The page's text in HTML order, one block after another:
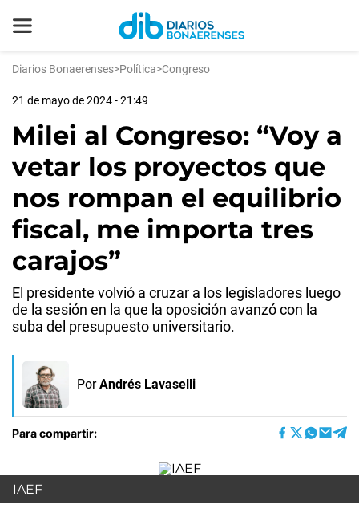
Diarios Bonaerenses>Política>Congreso
21 de mayo de 2024 - 21:49
Milei al Congreso: “Voy a
vetar los proyectos que
nos rompan el equilibrio
fiscal, me importa tres
carajos”
El presidente volvió a cruzar a los legisladores luego
de la sesión en la que la oposición avanzó con la
suba del presupuesto universitario.
Por Andrés Lavaselli
Para compartir:
IAEF